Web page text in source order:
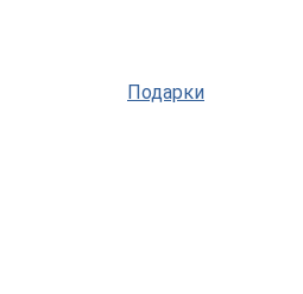
Подарки